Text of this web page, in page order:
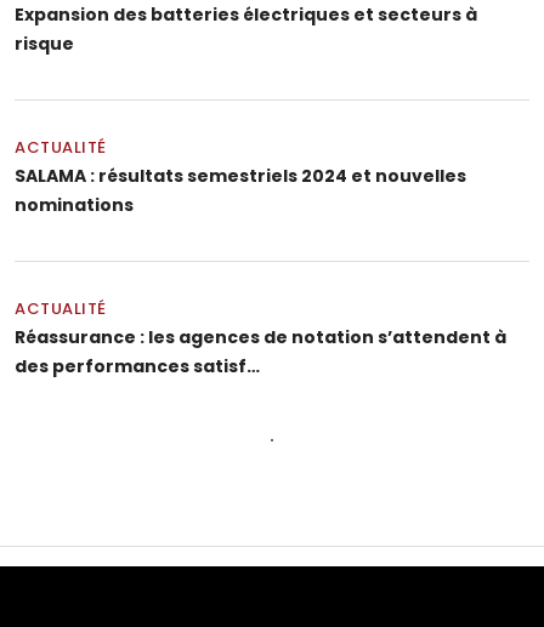
Expansion des batteries électriques et secteurs à
risque
ACTUALITÉ
SALAMA : résultats semestriels 2024 et nouvelles
nominations
ACTUALITÉ
Réassurance : les agences de notation s’attendent à
des performances satisf…